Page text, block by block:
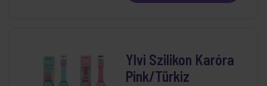
Ylvi Szilikon Karóra
Pink/Türkiz